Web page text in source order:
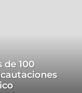
de 100